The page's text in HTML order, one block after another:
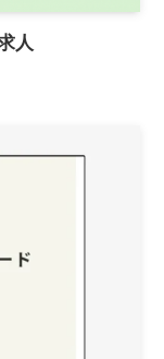
人